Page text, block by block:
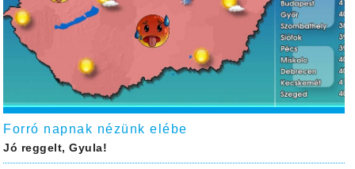
Forró napnak nézünk elébe
Jó reggelt, Gyula!